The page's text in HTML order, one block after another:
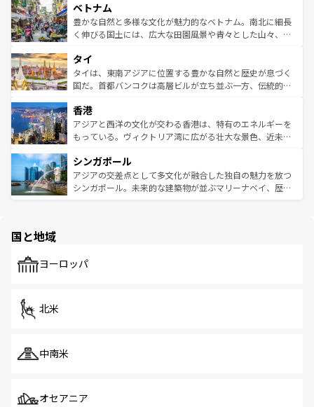
参照してほしい。
容にもいいと評判のスイーツなど、バラエティ豊かな料理
が味わえる。 なお、新着の台湾情報は コンテンツ一覧を参
照してほしい。
き、地方に足を延ばせば四季折々の自然美を楽しむことが
できる。そして、キムチや焼肉、絶品のストリートフード
まで、さまざまな韓国料理が待っている。夜には、韓国な
リティに包まれながら、韓国の多彩な魅力を心ゆくまで味
わってみてほしい。 なお、新着の韓国情報はコンテンツ一
覧を参照してほしい。
ベトナム
豊かな自然と多様な文化が魅力的なベトナム。南北に細長
く伸びる国土には、広大な田園風景や青々とした山々、世
急速な発展と共に伝統が息づく。ハノイの古い町並みやホ
ーチミン市のフランス統治時代の建物も、独特の雰囲気を
醸し出している。また、バラエティの豊かさとおいしさで
とつ。フォーやバインミー、ベトナムコーヒーなどは、ぜ
ひ現地で味わいたい。どの地域を訪れてもあたたかい人々
が旅行者を迎えてくれるので、きっと忘れられない旅にな
参照してほしい。
タイ
タイは、東南アジアに位置する豊かな自然と歴史が息づく
国だ。首都バンコクは高層ビルが立ち並ぶ一方、伝統的な
の活気が交差している。北部ではチェンマイなどの山岳地
帯で自然と触れ合い、南部ではプーケットやクラビの美し
いビーチでリゾート気分を楽しむことができる。タイ料理
激する。気候は一年中温暖で、どの季節にも異なる楽しみ
が待っている。親しみやすいタイの人々、仏教を中心とし
た文化、そして多様な観光資源が、訪れる旅人を魅了し続
香港
アジアと西洋の文化が交わる香港は、特有のエネルギーを
もっている。ヴィクトリア湾に広がる壮大な景色、近未来
み、どこを訪れても感動するはず。観光スポットが密集し
ており、効率よく見どころを回れるのも魅力。息をのむよ
うな絶景から文化的な体験まで、香港を存分に楽しみ尽く
シンガポール
アジアの交差点として多文化が融合した独自の魅力を放つ
シンガポール。未来的な建築物が並ぶマリーナベイ、歴史
で、ホーカーズは地元の風情を楽しめる外せないスポット
国と地域
ヨーロッパ
北米
中南米
オセアニア